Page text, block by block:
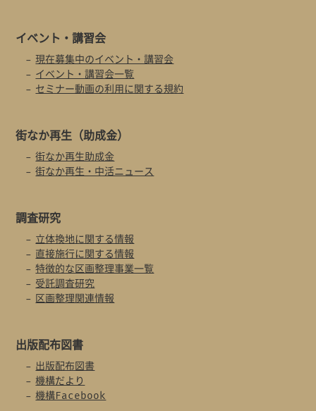
イベント・講習会
現在募集中のイベント・講習会
イベント・講習会一覧
セミナー動画の利用に関する規約
街なか再生 （助成金）
街なか再生助成金
街なか再生・中活ニュース
調査研究
立体換地に関する情報
直接施行に関する情報
特徴的な区画整理事業一覧
受託調査研究
区画整理関連情報
出版配布図書
出版配布図書
機構だより
機構Facebook